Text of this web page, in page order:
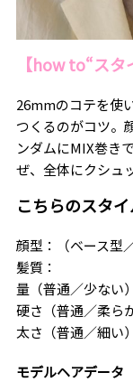
【how to“スタ
26mmのコテを使
つくるのがコツ。
ンダムにMIX巻き
ぜ、全体にクシュ
こちらのスタ
顔型：（ベース型
髪質：
量（普通／少ない）
硬さ（普通／柔ら
太さ（普通／細い）
モデルヘアデータ